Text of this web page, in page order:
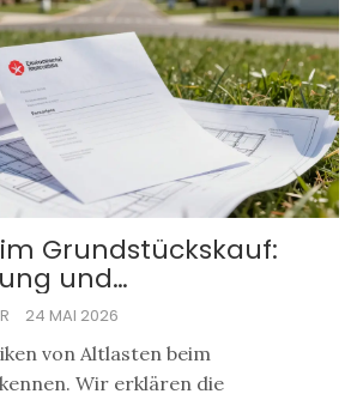
Grundstückskauf:
und
24 MAI 2026
von Altlasten beim
Wir erklären die